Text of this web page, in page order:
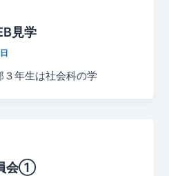
見学
３年生は社会科の学
会①